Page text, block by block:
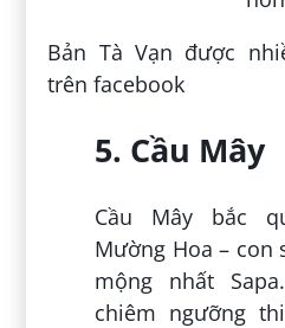
Bản Tà Vạn được
trên facebook
5. Cầu Mây
Cầu Mây bắc
Mường Hoa – con
mộng nhất
chiêm ngưỡng